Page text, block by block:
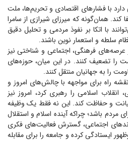
با فشار‌های اقتصادی و تحریم‌ها، ملت
کند. همان‌گونه که میرزای شیرازی از سامرا
با اتکا بر نفوذ مردمی و تحلیل دقیق
سلطه و استعمار نوین باشند.
عرصه‌های فرهنگی، اجتماعی و شناختی نیز
را تضعیف کنند. در این میان، حوزه‌های
را به جهانیان منتقل کنند.
راه برای مواجهه با چالش‌های امروز و
اسلامی را رهبری کرد، امروز نیز
و حفاظت کند. این نه فقط یک وظیفه
باشد؛ چراکه آینده اسلام و استقلال
اجتماعی، گسترش فعالیت‌های فکری
ایستادگی کرده و جامعه را برای مقابله